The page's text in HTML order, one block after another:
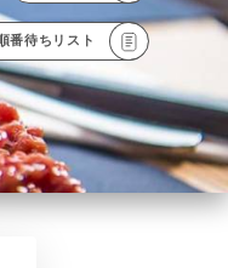
順番待ちリスト